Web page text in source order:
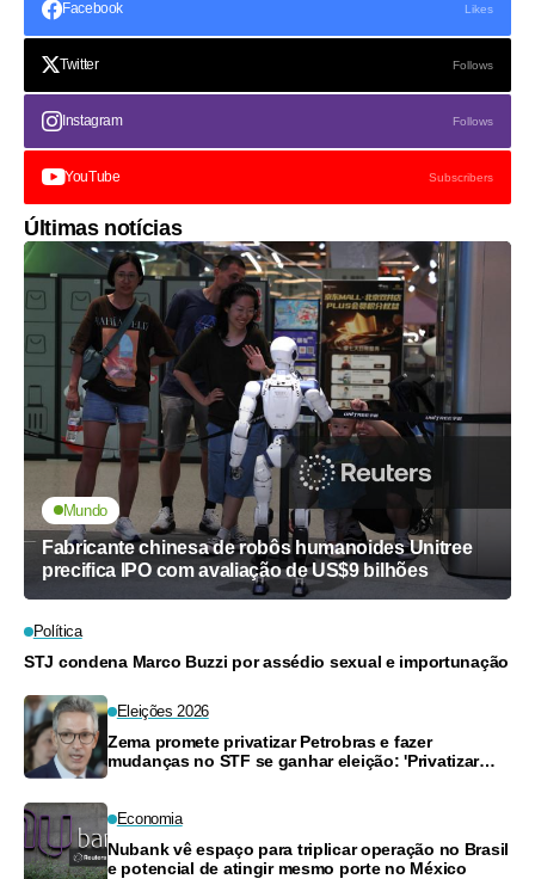
Facebook Likes
Twitter Follows
Instagram Follows
YouTube Subscribers
Últimas notícias
Mundo
Fabricante chinesa de robôs humanoides Unitree
precifica IPO com avaliação de US$9 bilhões
Política
STJ condena Marco Buzzi por assédio sexual e importunação
Eleições 2026
Zema promete privatizar Petrobras e fazer
mudanças no STF se ganhar eleição: 'Privatizar
Economia
Nubank vê espaço para triplicar operação no Brasil
e potencial de atingir mesmo porte no México